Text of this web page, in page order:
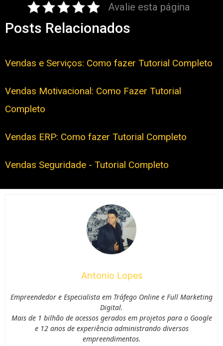
Avalie esta página
Posts Relacionados
Vendas e Serviços: Como fazer Tutorial Completo
Vendas Motivacional: Como Fazer Tutorial
Completo
Vendas ERP: Como fazer Tutorial Completo
Vendas Seguridade - Tutorial Completo
Antonio Lopes
Empreendedor e Especialista em Tráfego Online e Full Marketing
Digital.
Mais de 1 bilhão de acessos gerados em projetos para o Google
e 12 anos de experiência administrando diversos
empreendimentos.